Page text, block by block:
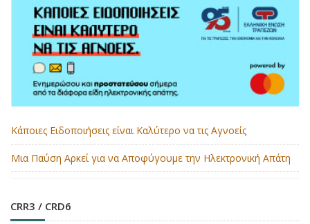
Κάποιες Ειδοποιήσεις είναι Καλύτερο να τις Αγνοείς
Μια Παύση Αρκεί για να Αποφύγουμε την Ηλεκτρονική Απάτη
CRR3 / CRD6